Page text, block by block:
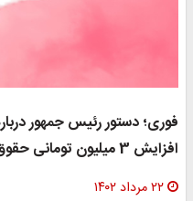
فوری؛ دستور رئیس جمهور
افزایش 3 میلیون تومانی حقوق کارمندان
۲۲ مرداد ۱۴۰۲